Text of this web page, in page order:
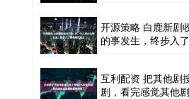
开源策略 白鹿新剧
的事发生，终步入
互利配资 把其他剧
剧，看完感觉其他